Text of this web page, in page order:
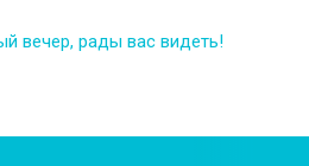
вечер, рады вас видеть!